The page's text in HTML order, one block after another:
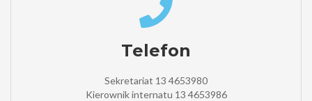
Telefon
Sekretariat 13 4653980
Kierownik internatu 13 4653986